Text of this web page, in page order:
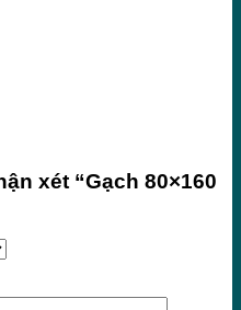
xét “Gạch 80×160